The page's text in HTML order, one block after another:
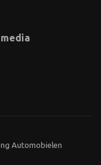
Automobielen